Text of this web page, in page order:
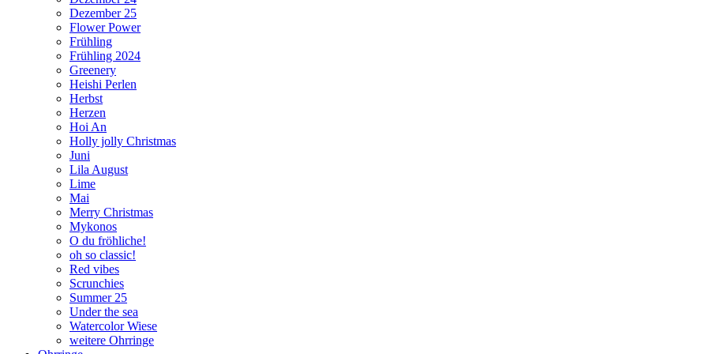
Dezember 25
Flower Power
Frühling
Frühling 2024
Greenery
Heishi Perlen
Herbst
Herzen
Hoi An
Holly jolly Christmas
Juni
Lila August
Lime
Mai
Merry Christmas
Mykonos
O du fröhliche!
oh so classic!
Red vibes
Scrunchies
Summer 25
Under the sea
Watercolor Wiese
weitere Ohrringe